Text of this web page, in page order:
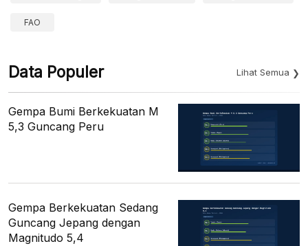
FAO
Data Populer Lihat Semua
Gempa Bumi Berkekuatan M
5,3 Guncang Peru
Gempa Berkekuatan Sedang
Guncang Jepang dengan
Magnitudo 5,4